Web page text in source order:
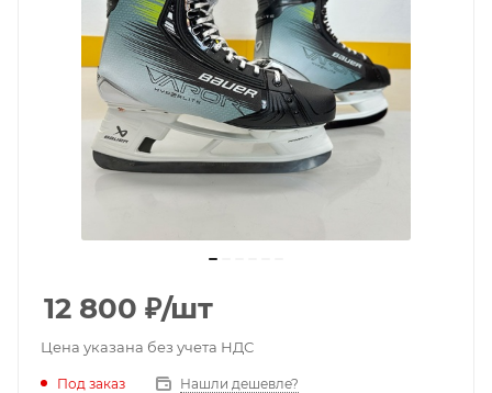
12 800 ₽/шт
Цена указана без учета НДС
Под заказ Нашли дешевле?